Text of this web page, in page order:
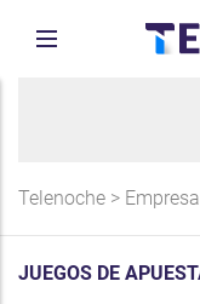
Telenoche >
JUEGOS DE